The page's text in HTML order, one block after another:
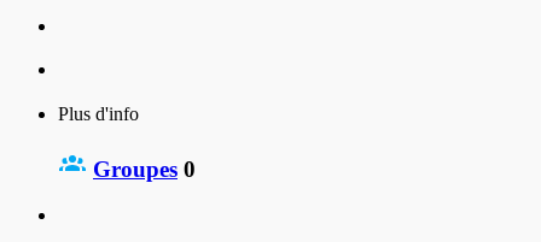
Plus d'info
Groupes 0